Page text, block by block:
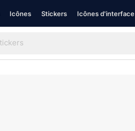
Icônes Stickers Icônes d'interface